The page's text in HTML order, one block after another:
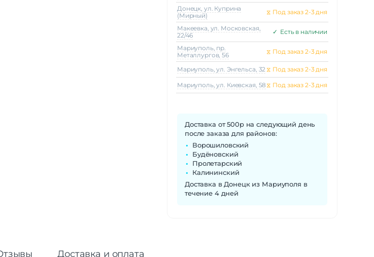
Донецк, ул. Куприна
(Мирный)
⧖ Под заказ 2-3 дня
Макеeвка, ул. Московская,
22/46
✓ Есть в наличии
Мариуполь, пр.
Металлургов, 56
⧖ Под заказ 2-3 дня
Мариуполь, ул. Энгельса, 32 ⧖ Под заказ 2-3 дня
Мариуполь, ул. Киевская, 58 ⧖ Под заказ 2-3 дня
Доставка от 500р на следующий день
после заказа для районов:
Ворошиловский
Будёновский
Пролетарский
Калининский
Доставка в Донецк из Мариуполя в
течение 4 дней
Доставка и оплата